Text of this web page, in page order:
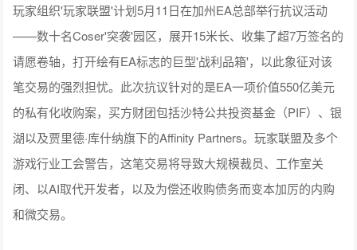
玩家组织'玩家联盟'计划5月11日在加州EA总部举行抗议活动
——数十名Coser'突袭'园区，展开15米长、收集了超7万签名的
请愿卷轴，打开绘有EA标志的巨型'战利品箱'，以此象征对该
笔交易的强烈担忧。此次抗议针对的是EA一项价值550亿美元
的私有化收购案，买方财团包括沙特公共投资基金（PIF）、银
湖以及贾里德·库什纳旗下的Affinity Partners。玩家联盟及多个
游戏行业工会警告，这笔交易将导致大规模裁员、工作室关
闭、以AI取代开发者，以及为偿还收购债务而变本加厉的内购
和微交易。